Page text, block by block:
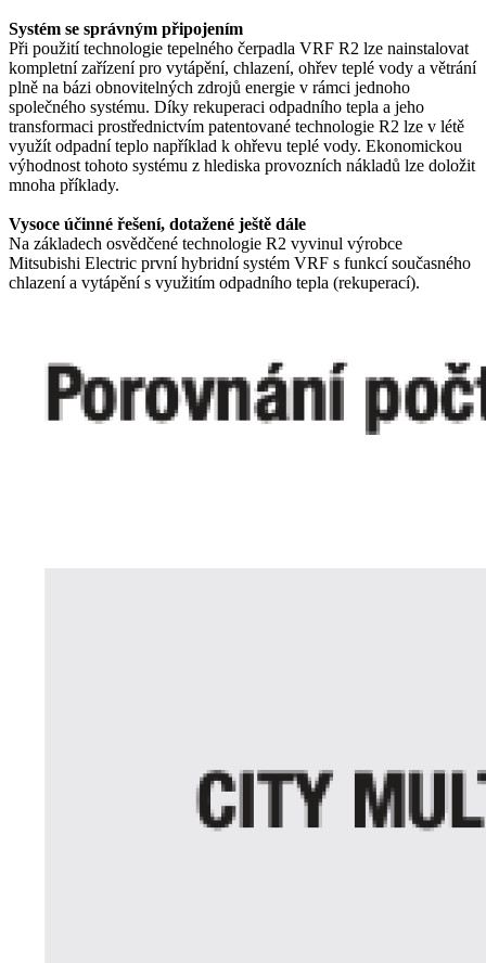
Systém se správným připojením
Při použití technologie tepelného čerpadla VRF R2 lze nainstalovat
kompletní zařízení pro vytápění, chlazení, ohřev teplé vody a větrání
plně na bázi obnovitelných zdrojů energie v rámci jednoho
společného systému. Díky rekuperaci odpadního tepla a jeho
transformaci prostřednictvím patentované technologie R2 lze v létě
využít odpadní teplo například k ohřevu teplé vody. Ekonomickou
výhodnost tohoto systému z hlediska provozních nákladů lze doložit
mnoha příklady.
Vysoce účinné řešení, dotažené ještě dále
Na základech osvědčené technologie R2 vyvinul výrobce
Mitsubishi Electric první hybridní systém VRF s funkcí současného
chlazení a vytápění s využitím odpadního tepla (rekuperací).